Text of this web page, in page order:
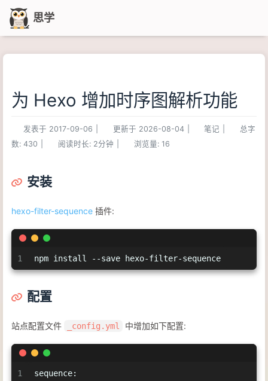
思学
为 Hexo 增加时序图解析功能
发表于 2017-09-06 更新于 2026-08-04 笔记
总字
数: 430 阅读时长: 2分钟 浏览量: 16
安装
hexo-filter-sequence 插件:
1 npm install --save hexo-filter-sequence
配置
站点配置文件 _config.yml 中增加如下配置:
1
sequence: